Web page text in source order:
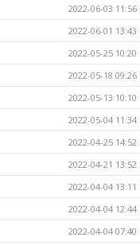
2022-06-03 11:56
2022-06-01 13:43
2022-05-25 10:20
2022-05-18 09:26
2022-05-13 10:10
2022-05-04 11:34
2022-04-25 14:52
2022-04-21 13:52
2022-04-04 13:11
2022-04-04 12:44
2022-04-04 07:40